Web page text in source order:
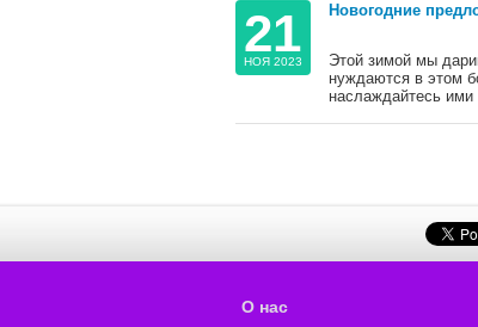
21
НОЯ 2023
Новогодние
Этой зимой мы
нуждаются в этом
наслаждайтесь
О нас